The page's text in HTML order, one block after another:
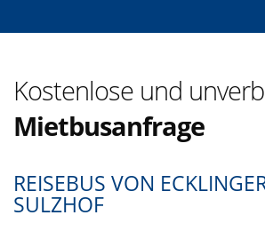
Kostenlose und
Mietbusanfrage
REISEBUS VON
SULZHOF